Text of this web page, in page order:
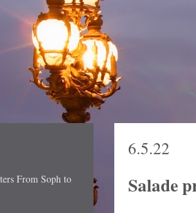
-
- ART
6.5.22
Salade
From Soph to